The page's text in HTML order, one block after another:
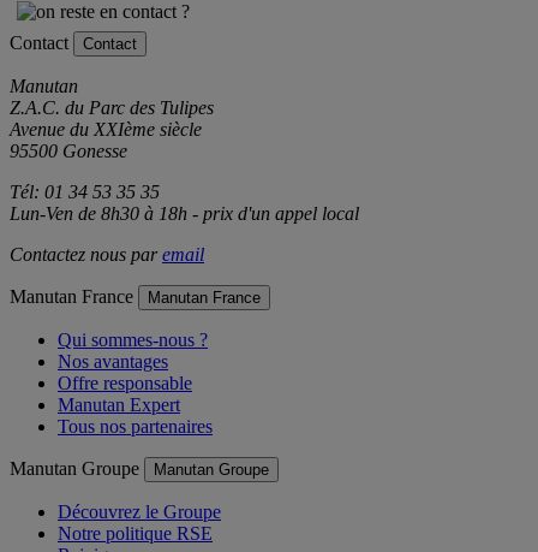
Contact
Manutan
Z.A.C. du Parc des Tulipes
Avenue du XXIème siècle
Tél: 01 34 53 35 35
Manutan France
Qui sommes-nous ?
Nos avantages
Offre responsable
Manutan Expert
Manutan Groupe
Découvrez le Groupe